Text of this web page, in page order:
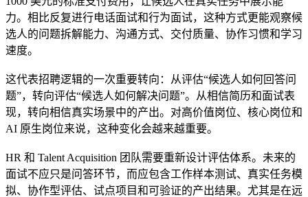
力。相比反复进行电话面试和行为面试，这种方式更能观察候
选人的问题拆解能力、沟通方式、交付质量、协作习惯和学习
速度。
这代表招聘逻辑的一次重要转向：从评估“候选人如何回答问
题”，转向评估“候选人如何解决问题”。从相信简历和面试表
现，转向相信真实场景中的产出。对高价值岗位、核心岗位和
AI 原生岗位来说，这种变化会越来越重要。
HR 和 Talent Acquisition 团队需要重新设计评估体系。未来的
面试不应只是问答环节，而应包含工作样本测试、真实任务模
拟、协作型评估、试点项目和可验证的产出结果。尤其是在远